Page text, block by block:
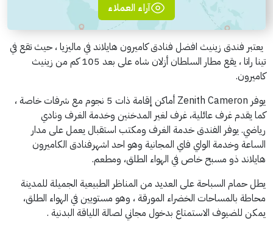
آراء العملاء
يعتبر فندق زينيث افضل فنادق كاميرون هايلاند في ماليزيا ، حيث تقع في
تينا راتا ، يقع مطار السلطان أزلان شاه على بعد 105 كم من زينيث
كاميرون.
يوفر Zenith Cameron أماكن إقامة ذات 5 نجوم مع شرفات خاصة ،
كما يقدم غرف عائلية، غرف لغير المدخنين وخدمة الغرف ونادي
رياضي. يوفر الفندق خدمة الغرف ومكتب استقبال يعمل على مدار
الساعة وخدمة الواي فاي المجانية وهو احد اشهرفنادق الكاميرون
هايلاند ذو مسبح خاص في الهواء الطلق، ومطعم.
يطل حمام السباحة على العديد من المناظر الطبيعية الجميلة للمدينة
محاطة بالمساحات الخضراء المورقة ، وهو مستويين في الهواء الطلق،
يمكن للضيوف الاستمتاع بدخول مجاني لصالة اللياقة البدنية .